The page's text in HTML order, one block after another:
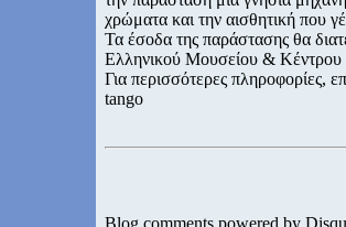
χρώματα και την αισθητική που
Τα έσοδα της παράστασης θα
Ελληνικού Μουσείου &
Για περισσότερες πληροφορίες,
tango
Blog comments powered by